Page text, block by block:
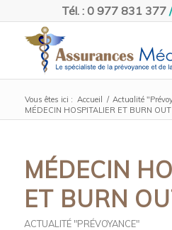
Tél. : 0 977 831 377
Vous êtes ici : Accueil / Actualité
MÉDECIN HOSPITALIER ET BURN OUT
MÉDECIN
ET BURN
ACTUALITÉ "PRÉVOYANCE"